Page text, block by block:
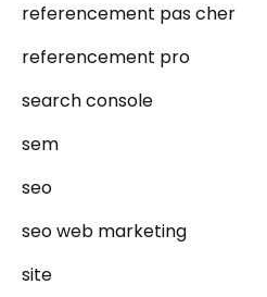
referencement pas cher
referencement pro
search console
sem
seo
seo web marketing
site